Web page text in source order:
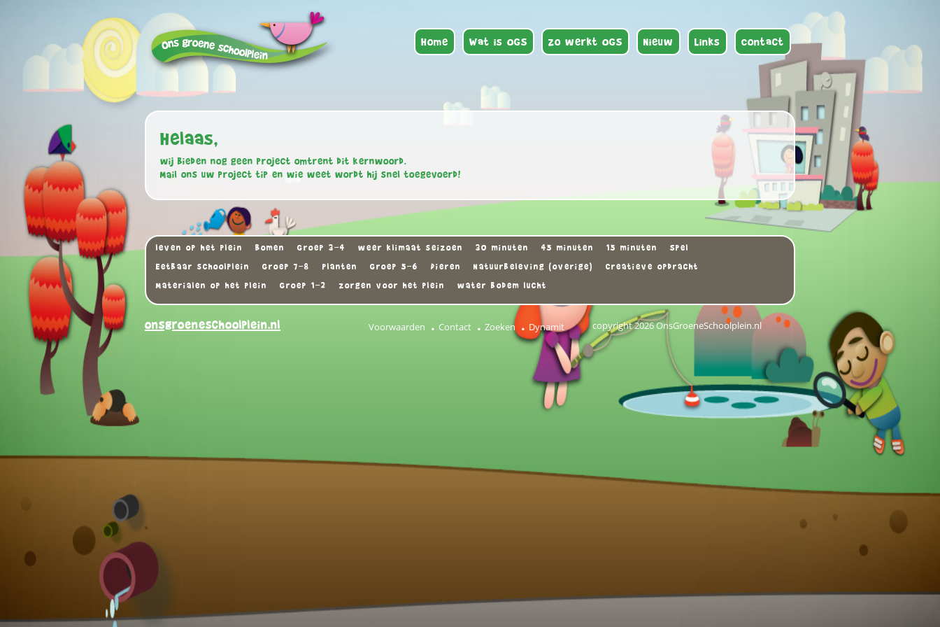
Home Wat is OGS Zo werkt OGS Nieuw Links Contact
Helaas,
wij bieden nog geen project omtrent dit kernwoord.
Mail ons uw project tip en wie weet wordt hij snel toegevoerd!
leven op het plein Bomen Groep 3-4 weer klimaat seizoen 30 minuten 45 minuten 15 minuten
Spel
Eetbaar schoolplein
Groep 7-8 Planten Groep 5-6 Dieren Natuurbeleving (overige)
Creatieve opdracht
Materialen op het plein
Groep 1-2 zorgen voor het plein water bodem lucht
onsgroeneschoolplein.nl Voorwaarden Contact Zoeken Dynamit copyright 2026 OnsGroeneSchoolplein.nl